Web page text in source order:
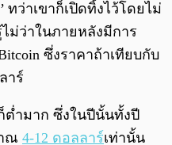
ทว่าเขาก็เปิดทิ้งไว้โดยไม่
ม่ว่าในภายหลังมีการ
ซึ่งราคาถ้าเทียบกับ
าร์
ต่ำมาก ซึ่งในปีนั้นทั้งปี
ณ 4-12 ดอลลาร์เท่านั้น